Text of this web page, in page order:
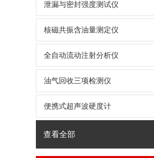
泄漏与密封强度测试仪
核磁共振含油量测定仪
全自动流动注射分析仪
油气回收三项检测仪
便携式超声波硬度计
查看全部